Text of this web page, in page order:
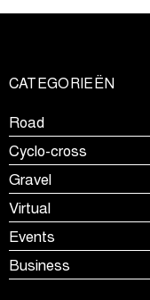
CATEGORIEËN
Road
Cyclo-cross
Gravel
Virtual
Events
Business